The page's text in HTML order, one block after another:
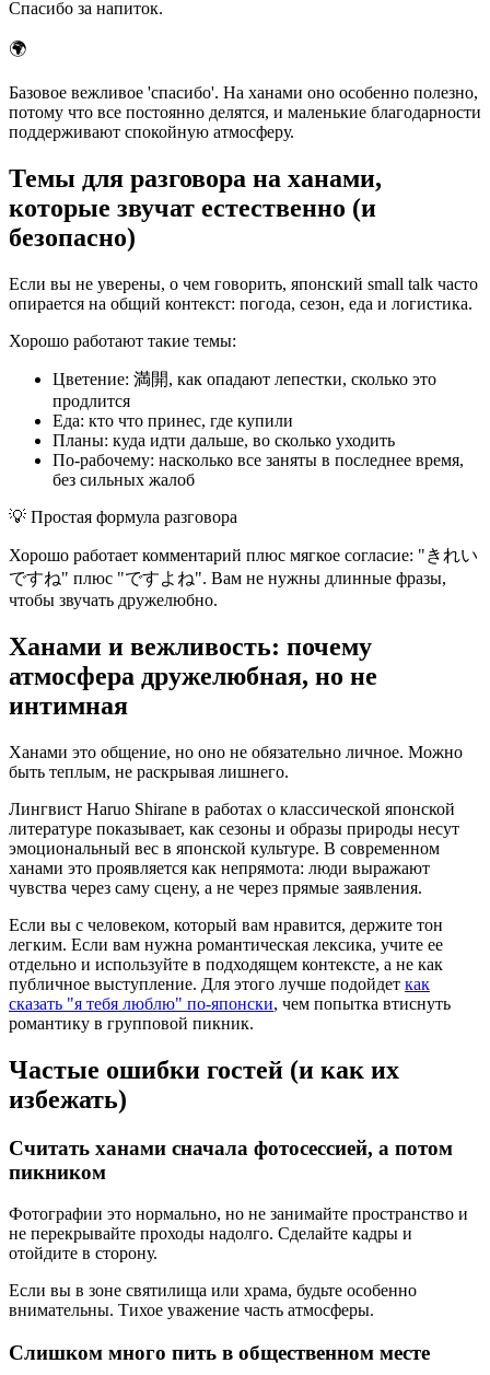
Спасибо за напиток.
🌍
Базовое вежливое 'спасибо'. На ханами оно особенно полезно,
потому что все постоянно делятся, и маленькие благодарности
поддерживают спокойную атмосферу.
Темы для разговора на ханами,
которые звучат естественно (и
безопасно)
Если вы не уверены, о чем говорить, японский small talk часто
опирается на общий контекст: погода, сезон, еда и логистика.
Хорошо работают такие темы:
Цветение: 満開, как опадают лепестки, сколько это
продлится
Еда: кто что принес, где купили
Планы: куда идти дальше, во сколько уходить
По-рабочему: насколько все заняты в последнее время,
без сильных жалоб
💡 Простая формула разговора
Хорошо работает комментарий плюс мягкое согласие: "きれい
ですね" плюс "ですよね". Вам не нужны длинные фразы,
чтобы звучать дружелюбно.
Ханами и вежливость: почему
атмосфера дружелюбная, но не
интимная
Ханами это общение, но оно не обязательно личное. Можно
быть теплым, не раскрывая лишнего.
Лингвист Haruo Shirane в работах о классической японской
литературе показывает, как сезоны и образы природы несут
эмоциональный вес в японской культуре. В современном
ханами это проявляется как непрямота: люди выражают
чувства через саму сцену, а не через прямые заявления.
Если вы с человеком, который вам нравится, держите тон
легким. Если вам нужна романтическая лексика, учите ее
отдельно и используйте в подходящем контексте, а не как
публичное выступление. Для этого лучше подойдет как
сказать "я тебя люблю" по-японски, чем попытка втиснуть
романтику в групповой пикник.
Частые ошибки гостей (и как их
избежать)
Считать ханами сначала фотосессией, а потом
пикником
Фотографии это нормально, но не занимайте пространство и
не перекрывайте проходы надолго. Сделайте кадры и
отойдите в сторону.
Если вы в зоне святилища или храма, будьте особенно
внимательны. Тихое уважение часть атмосферы.
Слишком много пить в общественном месте